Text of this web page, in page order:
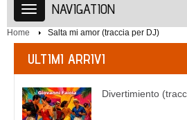
NAVIGATION
Home Salta mi amor (traccia per DJ)
ULTIMI ARRIVI
Divertimiento